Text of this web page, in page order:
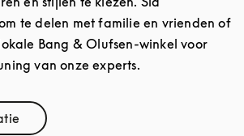
te delen met familie en vrienden of
Bang & Olufsen-winkel voor
van onze experts.
in New Tab